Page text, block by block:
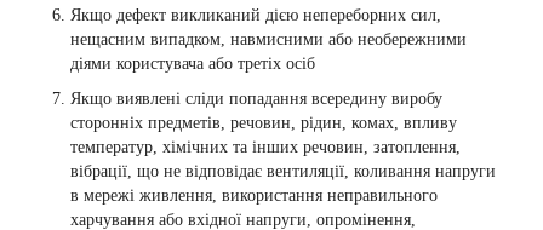
Якщо дефект викликаний дією непереборних сил,
нещасним випадком, навмисними або необережними
діями користувача або третіх осіб
Якщо виявлені сліди попадання всередину виробу
сторонніх предметів, речовин, рідин, комах, впливу
температур, хімічних та інших речовин, затоплення,
вібрації, що не відповідає вентиляції, коливання напруги
в мережі живлення, використання неправильного
харчування або вхідної напруги, опромінення,